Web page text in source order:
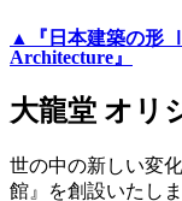
▲『日本建築の形
Architecture』
大龍堂 オリ
世の中の新しい変
館』を創設いたし